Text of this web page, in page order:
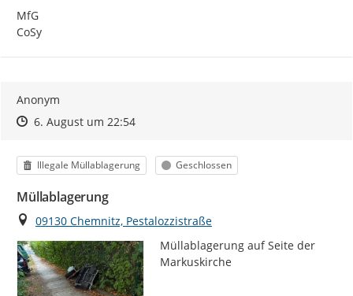
MfG
CoSy
Anonym
Zeitpunkt des Erstellens
Zeitpunkt des Erstellens
6. August um 22:54Zur Äußerung
Kategorie
Illegale Müllablagerung Status
Geschlossen
Müllablagerung
Ort
09130 Chemnitz, Pestalozzistraße
Müllablagerung auf Seite der
Markuskirche